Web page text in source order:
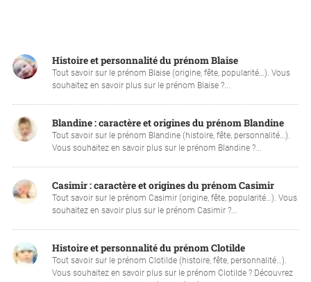
Histoire et personnalité du prénom Blaise
Tout savoir sur le prénom Blaise (origine, fête, popularité…). Vous
souhaitez en savoir plus sur le prénom Blaise ?...
Blandine : caractère et origines du prénom Blandine
Tout savoir sur le prénom Blandine (histoire, fête, personnalité…).
Vous souhaitez en savoir plus sur le prénom Blandine ?...
Casimir : caractère et origines du prénom Casimir
Tout savoir sur le prénom Casimir (origine, fête, popularité…). Vous
souhaitez en savoir plus sur le prénom Casimir ?...
Histoire et personnalité du prénom Clotilde
Tout savoir sur le prénom Clotilde (histoire, fête, personnalité…).
Vous souhaitez en savoir plus sur le prénom Clotilde ? Découvrez